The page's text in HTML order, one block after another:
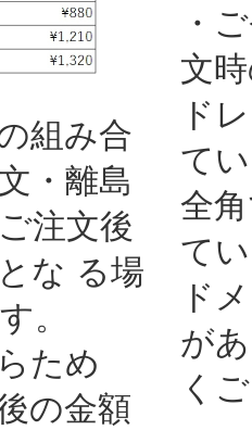
組み合
・離島
注文後
な る場
。
ため
の金額
・
文
ド
て
全
て
ド
が
く